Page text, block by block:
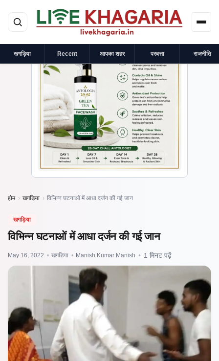
मुख्य सामग्री पर जाएं
खगड़िया Recent आपका शहर परबत्ता राजनीति
×
प्रायोजित
होम › खगड़िया › विभिन्न घटनाओं में आधा दर्जन की गई जान
खगड़िया
विभिन्न घटनाओं में आधा दर्जन की गई जान
May 16, 2022 • खगड़िया • Manish Kumar Manish • 1 मिनट पढ़ें